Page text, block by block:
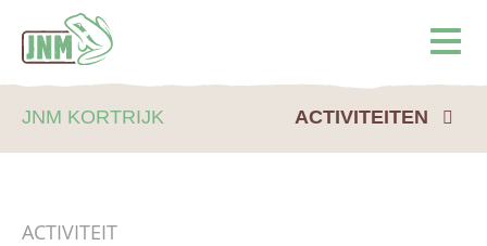
JNM KORTRIJK ACTIVITEITEN
ACTIVITEIT